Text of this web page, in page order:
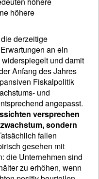
höhere
derzeitige
an ein
und damit
Anfang des Jahres
Fiskalpolitik
und
angepasst.
versprechen
sondern
fallen
gesehen mit
die Unternehmen sind
zu erhöhen, wenn